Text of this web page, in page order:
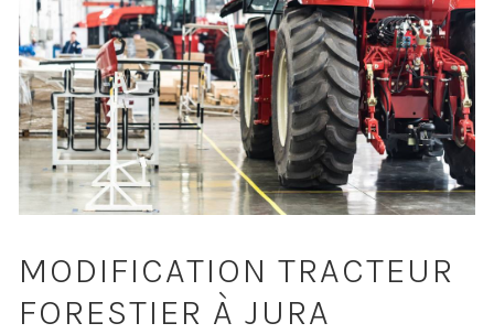
MODIFICATION TRACTEUR
FORESTIER À JURA